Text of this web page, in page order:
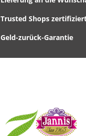
Trusted Shops
Geld-zurück-Garantie